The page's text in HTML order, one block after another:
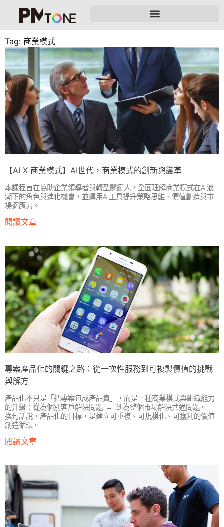
Tag: 商業模式
【AI X 商業模式】AI世代，商業模式的創新與變革
本課程旨在協助企業領導者與轉型關鍵人，全面理解商業模式在AI浪
潮下的角色與進化機會，並運用AI工具提升策略思維、價值創造與市
場適應力。
閱讀文章
專案產品化的關鍵之路：從一次性服務到可複製價值的挑戰
與解方
產品化不只是「把專案包成產品賣」，而是一種商業模式與組織能力
的升級：從為個別客戶解決問題 → 到為整個市場解決共通問題。
換句話說，產品化的目標，是建立可重複、可規模化、可獲利的價值
創造循環。
閱讀文章